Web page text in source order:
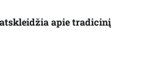
apie tradicinį